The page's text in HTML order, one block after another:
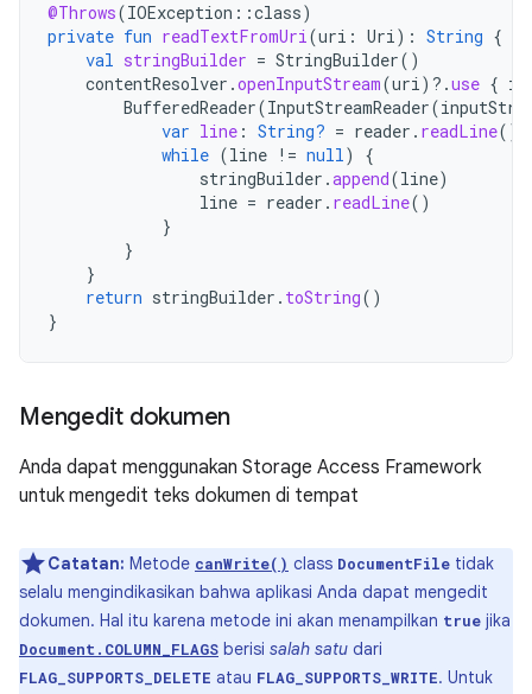
@Throws(IOException ::class)
private fun readTextFromUri(uri : Uri): String {
val stringBuilder = StringBuilder()
contentResolver .openInputStream(uri) ?.use {
BufferedReader(InputStreamReader(
var line : String? = reader . readLine()
while (line != null)
{
stringBuilder .append(line)
line = reader . readLine()
}
}
}
return stringBuilder . toString()
}
Mengedit dokumen
Anda dapat menggunakan Storage Access Framework
untuk mengedit teks dokumen di tempat
Catatan: Metode canWrite() class DocumentFile tidak
selalu mengindikasikan bahwa aplikasi Anda dapat mengedit
dokumen. Hal itu karena metode ini akan menampilkan true jika
Document.COLUMN_FLAGS berisi salah satu dari
FLAG_SUPPORTS_DELETE atau FLAG_SUPPORTS_WRITE. Untuk